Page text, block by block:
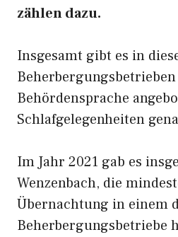
zählen dazu.
Insgesamt gibt es in
Behördensprache
Schlafgelegenheiten
Im Jahr 2021 gab es
Wenzenbach, die
Übernachtung in einem
Beherbergungsbetriebe